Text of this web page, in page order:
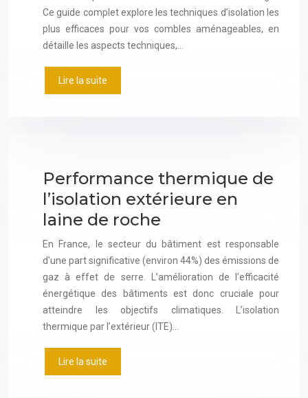
Ce guide complet explore les techniques d’isolation les
plus efficaces pour vos combles aménageables, en
détaille les aspects techniques,…
Lire la suite
Performance thermique de
l’isolation extérieure en
laine de roche
En France, le secteur du bâtiment est responsable
d’une part significative (environ 44%) des émissions de
gaz à effet de serre. L’amélioration de l’efficacité
énergétique des bâtiments est donc cruciale pour
atteindre les objectifs climatiques. L’isolation
thermique par l’extérieur (ITE)…
Lire la suite